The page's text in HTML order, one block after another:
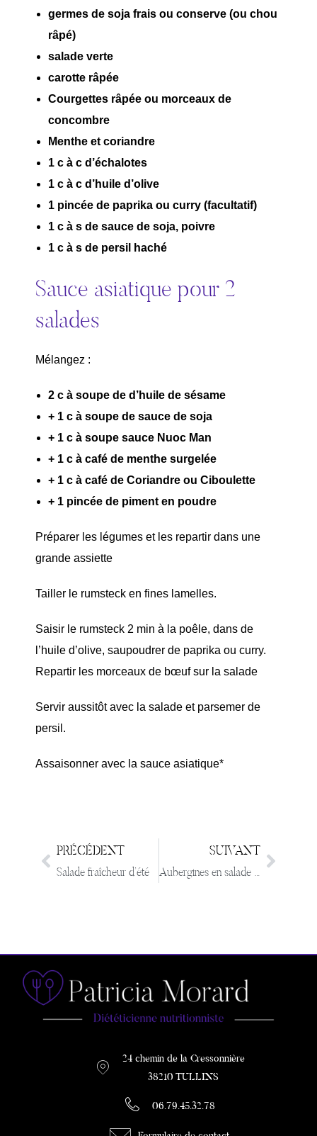
germes de soja frais ou conserve (ou chou
râpé)
salade verte
carotte râpée
Courgettes râpée ou morceaux de
concombre
Menthe et coriandre
1 c à c d’échalotes
1 c à c d’huile d’olive
1 pincée de paprika ou curry (facultatif)
1 c à s de sauce de soja, poivre
1 c à s de persil haché
Sauce asiatique pour 2
salades
Mélangez :
2 c à soupe de d’huile de sésame
+ 1 c à soupe de sauce de soja
+ 1 c à soupe sauce Nuoc Man
+ 1 c à café de menthe surgelée
+ 1 c à café de Coriandre ou Ciboulette
+ 1 pincée de piment en poudre
Préparer les légumes et les repartir dans une
grande assiette
Tailler le rumsteck en fines lamelles.
Saisir le rumsteck 2 min à la poêle, dans de
l’huile d’olive, saupoudrer de paprika ou curry.
Repartir les morceaux de bœuf sur la salade
Servir aussitôt avec la salade et parsemer de
persil.
Assaisonner avec la sauce asiatique*
PRÉCÉDENT
Salade fraîcheur d’été
SUIVANT
Aubergines en salade œufs mollet et viande des grisons
24 chemin de la Cressonnière
38210 TULLINS
06.79.45.32.78